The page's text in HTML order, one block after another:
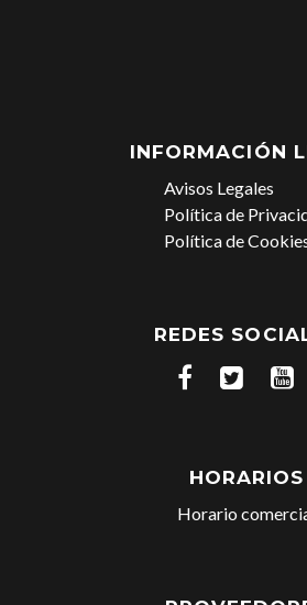
INFORMACIÓN
Avisos Legales
Política de
Política de
REDES
HORARIOS
Horario